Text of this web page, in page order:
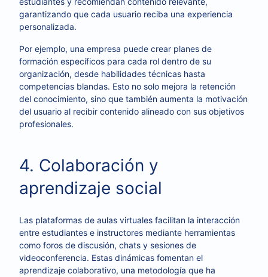
garantizando que cada usuario reciba una experiencia
personalizada.
Por ejemplo, una empresa puede crear planes de
formación específicos para cada rol dentro de su
organización, desde habilidades técnicas hasta
competencias blandas. Esto no solo mejora la retención
del conocimiento, sino que también aumenta la motivación
del usuario al recibir contenido alineado con sus objetivos
profesionales.
4. Colaboración y
aprendizaje social
Las plataformas de aulas virtuales facilitan la interacción
entre estudiantes e instructores mediante herramientas
como foros de discusión, chats y sesiones de
videoconferencia. Estas dinámicas fomentan el
aprendizaje colaborativo, una metodología que ha